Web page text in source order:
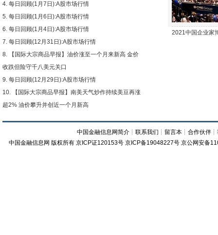
每日回顾(1月7日):A股市场行情
每日回顾(1月6日):A股市场行情
每日回顾(1月4日):A股市场行情
每日回顾(12月31日):A股市场行情
【国际大宗商品早报】油价涨至一个月来新高 金价
收跌但险守千八美元关口
每日回顾(12月29日):A股市场行情
【国际大宗商品早报】南美天气炒作持续美豆再涨
超2% 油价攀升并创近一个月新高
2021中国企业家
中国金融信息网简介 ┊联系我们 ┊ 留言本 ┊合作伙伴 ┊
中国金融信息网 版权所有 京ICP证120153号 京ICP备19048227号 京公网安备